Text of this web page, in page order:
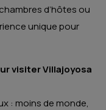
d’hôtes ou
unique pour
visiter Villajoyosa
: moins de monde,